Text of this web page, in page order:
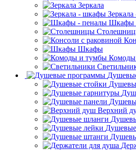
Тумбы с раковиной под
Зеркала
Шкафы -
Шкафы
Комоды
Верхний